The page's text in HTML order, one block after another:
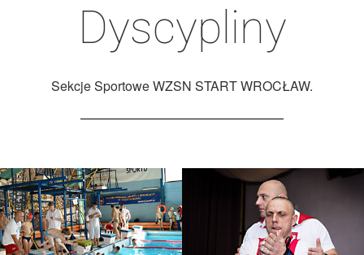
Dyscypliny
Sekcje Sportowe WZSN START WROCŁAW.